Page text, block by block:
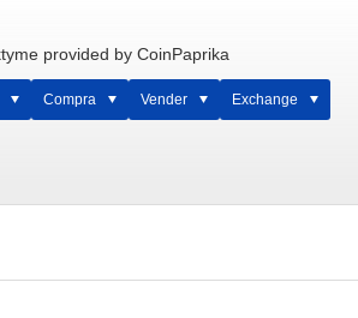
provided by CoinPaprika
Compra Vender Exchange